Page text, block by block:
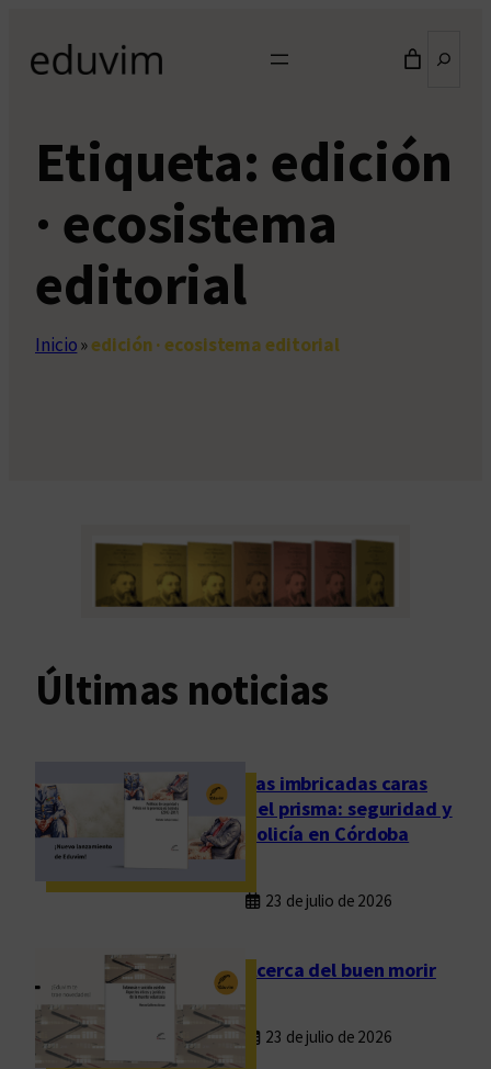
contenido
Etiqueta: edición
· ecosistema
editorial
Inicio»edición · ecosistema editorial
Últimas noticias
Las imbricadas caras
del prisma: seguridad y
policía en Córdoba
23 de julio de 2026
Acerca del buen morir
23 de julio de 2026